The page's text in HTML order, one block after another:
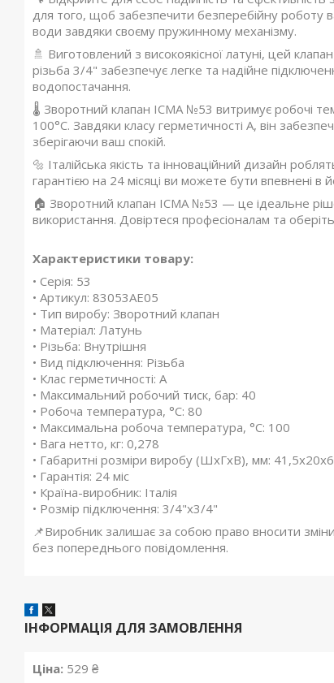
для того, щоб забезпечити безперебійну роботу
води завдяки своєму пружинному механізму.
🚿 Виготовлений з високоякісної латуні, цей
різьба 3/4" забезпечує легке та надійне
водопостачання.
🌡️ Зворотний клапан ICMA №53 витримує робочі
100°C. Завдяки класу герметичності А, він
зберігаючи ваш спокій.
🔩 Італійська якість та інноваційний дизайн
гарантією на 24 місяці ви можете бути впевнені в
🏠 Зворотний клапан ICMA №53 — це ідеальне
використання. Довіртеся професіоналам та
Характеристики товару:
• Серія: 53
• Артикул: 83053AE05
• Тип виробу: Зворотний клапан
• Матеріал: Латунь
• Різьба: Внутрішня
• Вид підключення: Різьба
• Клас герметичності: А
• Максимальний робочий тиск, бар: 40
• Робоча температура, °C: 80
• Максимальна робоча температура, °С: 100
• Вага нетто, кг: 0,278
• Габаритні розміри виробу (ШхГхВ), мм:
• Гарантія: 24 міс
• Країна-виробник: Італія
• Розмір підключення: 3/4"x3/4"
📌Виробник залишає за собою право вносити
без попереднього повідомлення.
ІНФОРМАЦІЯ ДЛЯ ЗАМОВЛЕННЯ
Ціна: 529 ₴